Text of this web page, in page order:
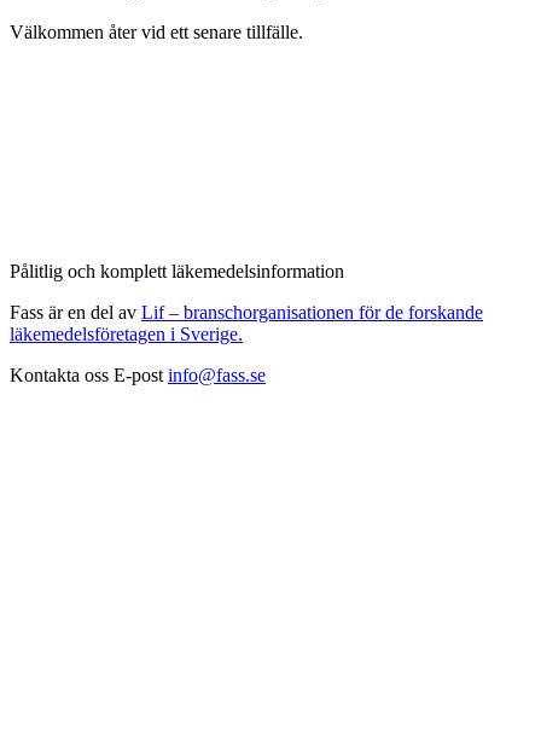
Välkommen åter vid ett senare tillfälle.
Pålitlig och komplett läkemedelsinformation
Fass är en del av Lif – branschorganisationen för de forskande
läkemedelsföretagen i Sverige.
Kontakta oss E-post info@fass.se